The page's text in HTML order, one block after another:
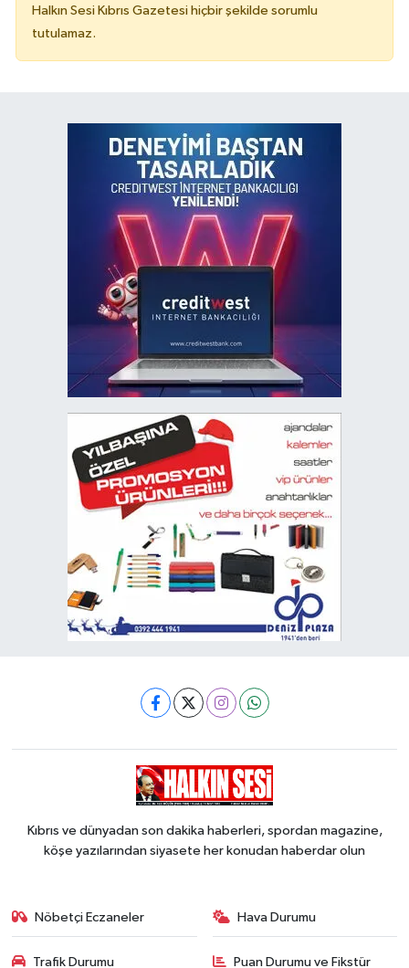
Halkın Sesi Kıbrıs Gazetesi hiçbir şekilde sorumlu
tutulamaz.
Kıbrıs ve dünyadan son dakika haberleri, spordan magazine,
köşe yazılarından siyasete her konudan haberdar olun
Nöbetçi Eczaneler Hava Durumu
Trafik Durumu Puan Durumu ve Fikstür